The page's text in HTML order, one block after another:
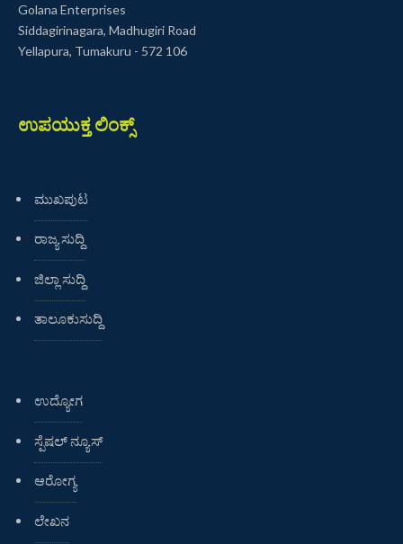
Golana Enterprises
Siddagirinagara, Madhugiri Road
Yellapura, Tumakuru - 572 106
ಉಪಯುಕ್ತ ಲಿಂಕ್ಸ್
ಮುಖಪುಟ
ರಾಜ್ಯ ಸುದ್ದಿ
ಜಿಲ್ಲಾ ಸುದ್ದಿ
ತಾಲೂಕುಸುದ್ದಿ
ಉದ್ಯೋಗ
ಸ್ಪೆಷಲ್ ನ್ಯೂಸ್
ಆರೋಗ್ಯ
ಲೇಖನ